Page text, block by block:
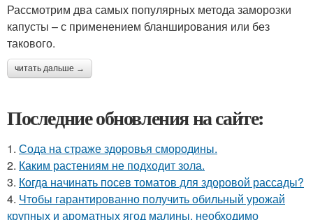
Рассмотрим два самых популярных метода заморозки
капусты – с применением бланширования или без
такового.
читать дальше →
Последние обновления на сайте:
1. Сода на страже здоровья смородины.
2. Каким растениям не подходит зола.
3. Когда начинать посев томатов для здоровой рассады?
4. Чтобы гарантированно получить обильный урожай
крупных и ароматных ягод малины, необходимо